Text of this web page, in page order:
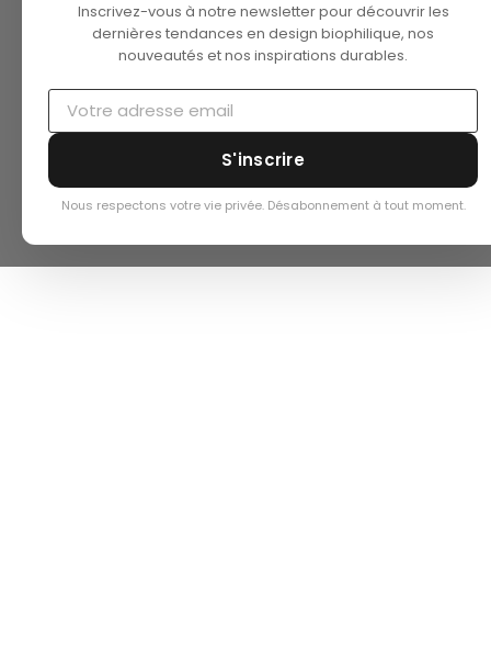
Inscrivez-vous à notre newsletter pour découvrir les
dernières tendances en design biophilique, nos
nouveautés et nos inspirations durables.
S'inscrire
Nous respectons votre vie privée. Désabonnement à tout moment.